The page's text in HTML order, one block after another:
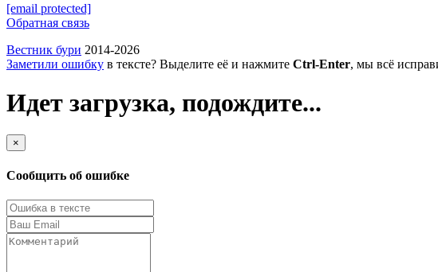
[email protected]
Обратная связь
Вестник бури 2014-2026
Заметили ошибку в тексте? Выделите её и нажмите Ctrl-Enter, мы всё
Идет загрузка, подождите...
×
Сообщить об ошибке